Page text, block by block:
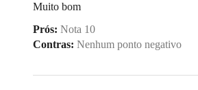
Muito bom
Prós: Nota 10
Contras: Nenhum ponto negativo